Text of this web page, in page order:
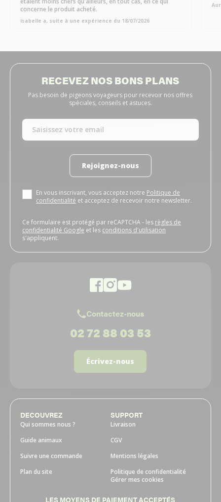
concerne le produit acheté.
isabelle a, suite à une expérience du 18/07/2026
RECEVEZ NOS BONS PLANS
Pas besoin de pigeons voyageurs pour recevoir nos offres
spéciales, conseils et astuces.
Rejoignez-nous
En vous inscrivant, vous acceptez notre Politique de
confidentialité et acceptez de recevoir notre newsletter.
Ce formulaire est protégé par reCAPTCHA - les règles de
confidentialité Google et les conditions d'utilisation
s'appliquent.
Contactez-nous
02 72 88 03 53
Écrivez-nous
DECOUVREZ
Qui sommes nous ?
Guide animaux
Suivre une commande
Plan du site
SUPPORT
Livraison
CGV
Mentions légales
Politique de confidentialité
Gérer mes cookies
LES MOYENS DE PAIEMENT ACCEPTÉS